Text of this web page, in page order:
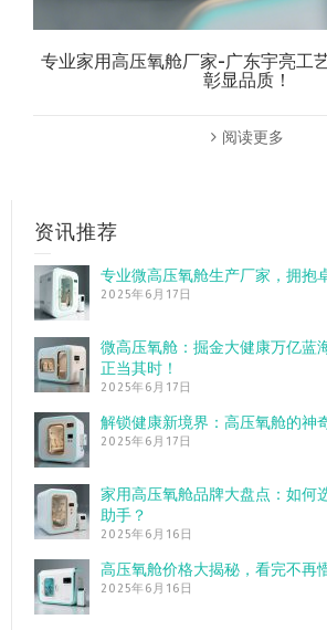
专业家用高压氧舱厂家-广东宇亮工
彰显品质！
阅读更多
资讯推荐
专业微高压氧舱生产厂家，拥抱
2025年6月17日
微高压氧舱：掘金大健康万亿蓝
正当其时！
2025年6月17日
解锁健康新境界：高压氧舱的神
2025年6月17日
家用高压氧舱品牌大盘点：如何
助手？
2025年6月16日
高压氧舱价格大揭秘，看完不再
2025年6月16日